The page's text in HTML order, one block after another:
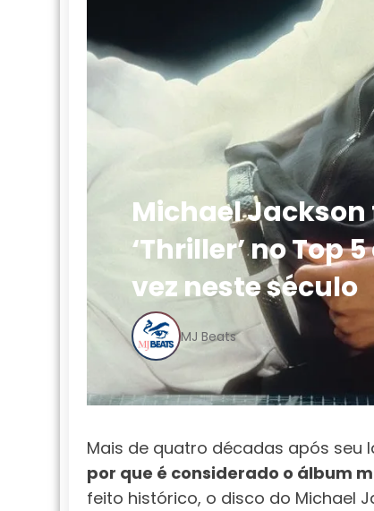
Michael
‘Thriller’ no Top
vez neste século
MJ Beats
Mais de quatro décadas após seu
por que é considerado o álbum
feito histórico, o disco do Michael